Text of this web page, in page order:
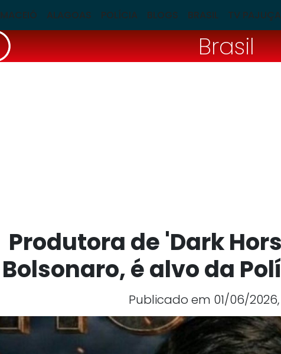
MACEIÓ ALAGOAS POLÍCIA BLOGS BRASIL TV
Brasil
Produtora de 'Dark
Bolsonaro, é alvo da
Publicado em 01/06/2026,